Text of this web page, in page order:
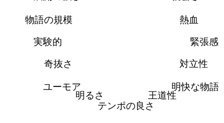
熱血
緊張感
対立性
明快な物語
王道性
テンポの良さ
明るさ
ユーモア
奇抜さ
実験的
物語の規模